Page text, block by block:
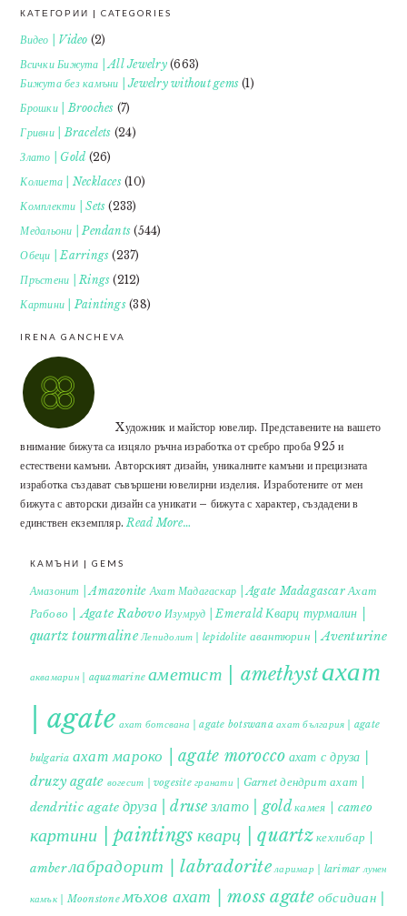
FOOTER
КАТЕГОРИИ | CATEGORIES
Видео | Video (2)
Всички Бижута | All Jewelry(663)
Бижута без камъни | Jewelry without gems (1)
Брошки | Brooches (7)
Гривни | Bracelets (24)
Злато | Gold (26)
Колиета | Necklaces(10)
Комплекти | Sets (233)
Медальони | Pendants (544)
Обеци | Earrings (237)
Пръстени | Rings (212)
Картини | Paintings(38)
IRENA GANCHEVA
Xудожник и майстор ювелир. Представените на вашето
внимание бижута са изцяло ръчна изработка от сребро проба 925 и
естествени камъни. Авторският дизайн, уникалните камъни и прецизната
изработка създават съвършени ювелирни изделия. Изработените от мен
бижута с авторски дизайн са уникати – бижута с характер, създадени в
единствен екземпляр.Read More…
КАМЪНИ | GEMS
Амазонит | Amazonite Ахат Мадагаскар | Agate Madagascar Ахат
Рабово | Agate Rabovo Изумруд | Emerald Кварц турмалин |
quartz tourmaline Лепидолит | lepidolite авантюрин | Aventurine
аквамарин | aquamarine аметист | amethystахат
| agate ахат ботсвана | agate botswana ахат българия | agate
bulgaria ахат мароко | agate morocco ахат с друза |
druzy agate вогесит | vogesite гранати | Garnet дендрит ахат |
dendritic agate друза | druse злато | gold камея | cameo
картини | paintings кварц | quartzкехлибар |
amberлабрадорит | labradorite ларимар | larimar лунен
камък | Moonstone мъхов ахат | moss agate обсидиан |